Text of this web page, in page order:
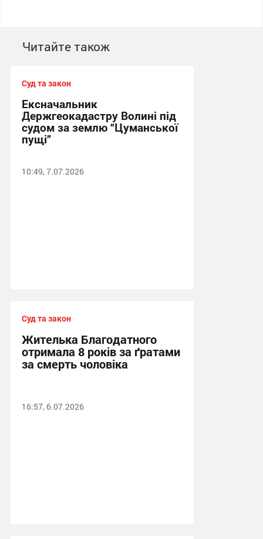
Читайте також
Суд та закон
Ексначальник
Держгеокадастру Волині під
судом за землю “Цуманської
пущі”
10:49, 7.07.2026
Суд та закон
Жителька Благодатного
отримала 8 років за ґратами
за смерть чоловіка
16:57, 6.07.2026